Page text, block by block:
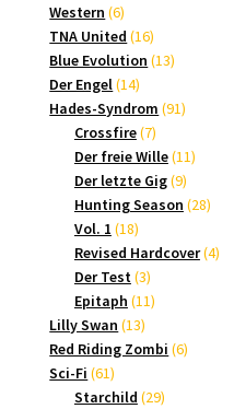
Western 66
Produkte
TNA United 1616
Produkte
Blue Evolution 1313
Der Engel 1414
Produkte
Hades-Syndrom 9191
Crossfire 77
Produkte
Der freie Wille 1111
Der letzte Gig 99
Produkte
Hunting Season 2828
Vol. 1 1818
Produkte
Revised Hardcover 44
Der Test 33
Produkte
Epitaph 1111
Lilly Swan 1313
Produkte
Red Riding Zombi 66
Sci-Fi 6161
Produkte
Starchild 2929